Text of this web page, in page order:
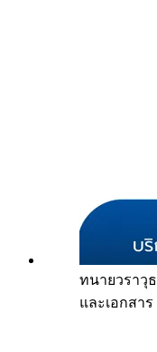
ทนายวราวุธ
และเอกสาร